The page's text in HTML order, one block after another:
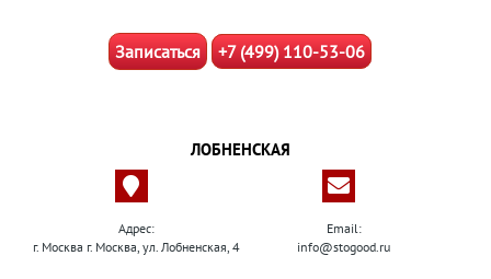
Записаться +7 (499) 110-53-06
ЛОБНЕНСКАЯ
Адрес:
г. Москва г. Москва, ул. Лобненская, 4
Email:
info@stogood.ru